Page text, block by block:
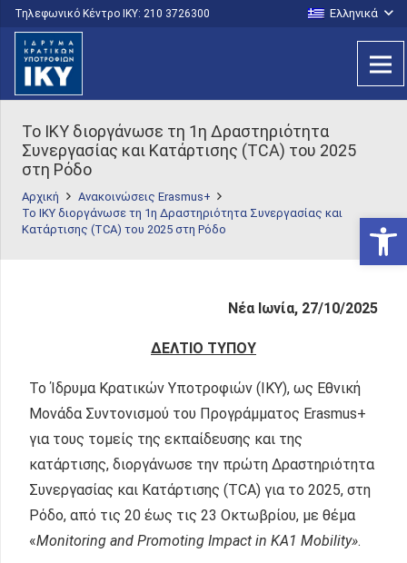
Τηλεφωνικό Κέντρο IKY: 210 3726300 Ελληνικά
Το IKY διοργάνωσε τη 1η Δραστηριότητα
Συνεργασίας και Κατάρτισης (TCA) του 2025
στη Ρόδο
Αρχική
Ανακοινώσεις Erasmus+
Το IKY διοργάνωσε τη 1η Δραστηριότητα Συνεργασίας και
Κατάρτισης (TCA) του 2025 στη Ρόδο
Νέα Ιωνία, 27/10/2025
ΔΕΛΤΙΟ ΤΥΠΟΥ
Το Ίδρυμα Κρατικών Υποτροφιών (ΙΚΥ), ως Εθνική
Μονάδα Συντονισμού του Προγράμματος Erasmus+
για τους τομείς της εκπαίδευσης και της
κατάρτισης, διοργάνωσε την πρώτη Δραστηριότητα
Συνεργασίας και Κατάρτισης (TCA) για το 2025, στη
Ρόδο, από τις 20 έως τις 23 Οκτωβρίου, με θέμα
«Monitoring and Promoting Impact in KA1 Mobility».